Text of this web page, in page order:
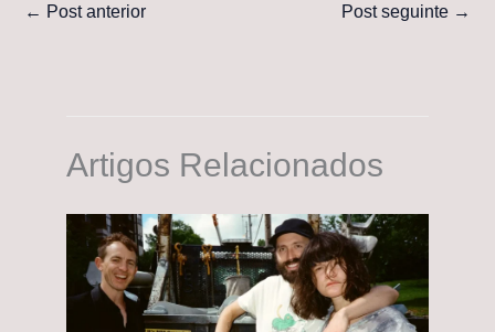
← Post anterior Post seguinte →
Artigos Relacionados